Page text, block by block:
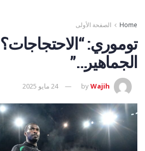
Home الصفحة الأولى
توموري:
الجماهير…”
byWajih 24 مايو 2025